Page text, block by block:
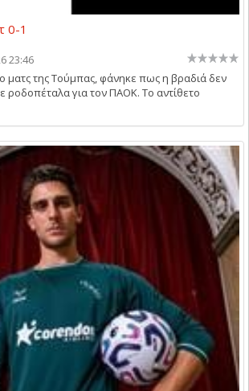
0-1
23:46
ματς της Τούμπας, φάνηκε πως η βραδιά δεν
ροδοπέταλα για τον ΠΑΟΚ. Το αντίθετο